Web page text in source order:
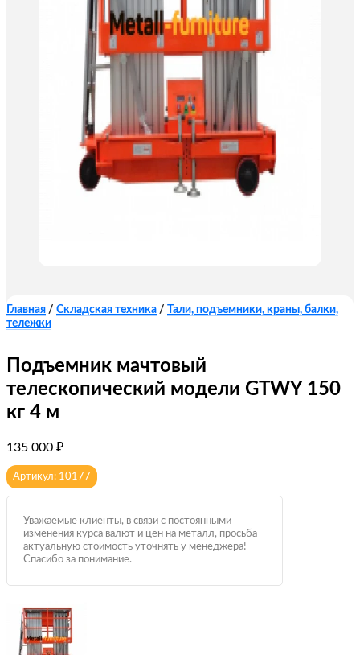
Главная / Складская техника /
Тали, подъемники, краны, балки,
тележки
Подъемник мачтовый
телескопический модели GTWY 150
кг 4 м
135 000 ₽
Артикул: 10177
Уважаемые клиенты, в связи с постоянными
изменения курса валют и цен на металл, просьба
актуальную стоимость уточнять у менеджера!
Спасибо за понимание.